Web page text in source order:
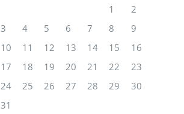
1
2
3
4 5 6 7 8
9
10
11 12 13 14 15
16
17
18 19 20 21 22
23
24
25 26 27 28 29
30
31